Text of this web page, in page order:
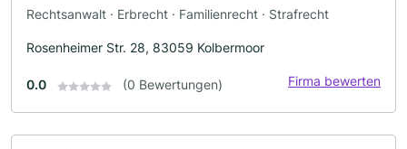
Rechtsanwalt · Erbrecht · Familienrecht · Strafrecht
Rosenheimer Str. 28, 83059 Kolbermoor
0.0 (0 Bewertungen) Firma bewerten